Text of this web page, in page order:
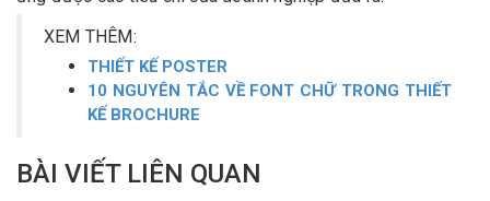
XEM THÊM:
THIẾT KẾ POSTER
10 NGUYÊN TẮC VỀ FONT CHỮ TRONG THIẾT
KẾ BROCHURE
BÀI VIẾT LIÊN QUAN